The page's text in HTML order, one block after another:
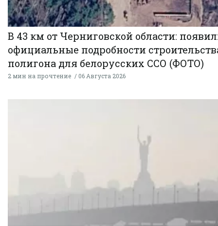
В 43 км от Черниговской области:
официальные подробности
полигона для белорусских ССО (ФОТО)
2 мин на прочтение 06 Августа 2026